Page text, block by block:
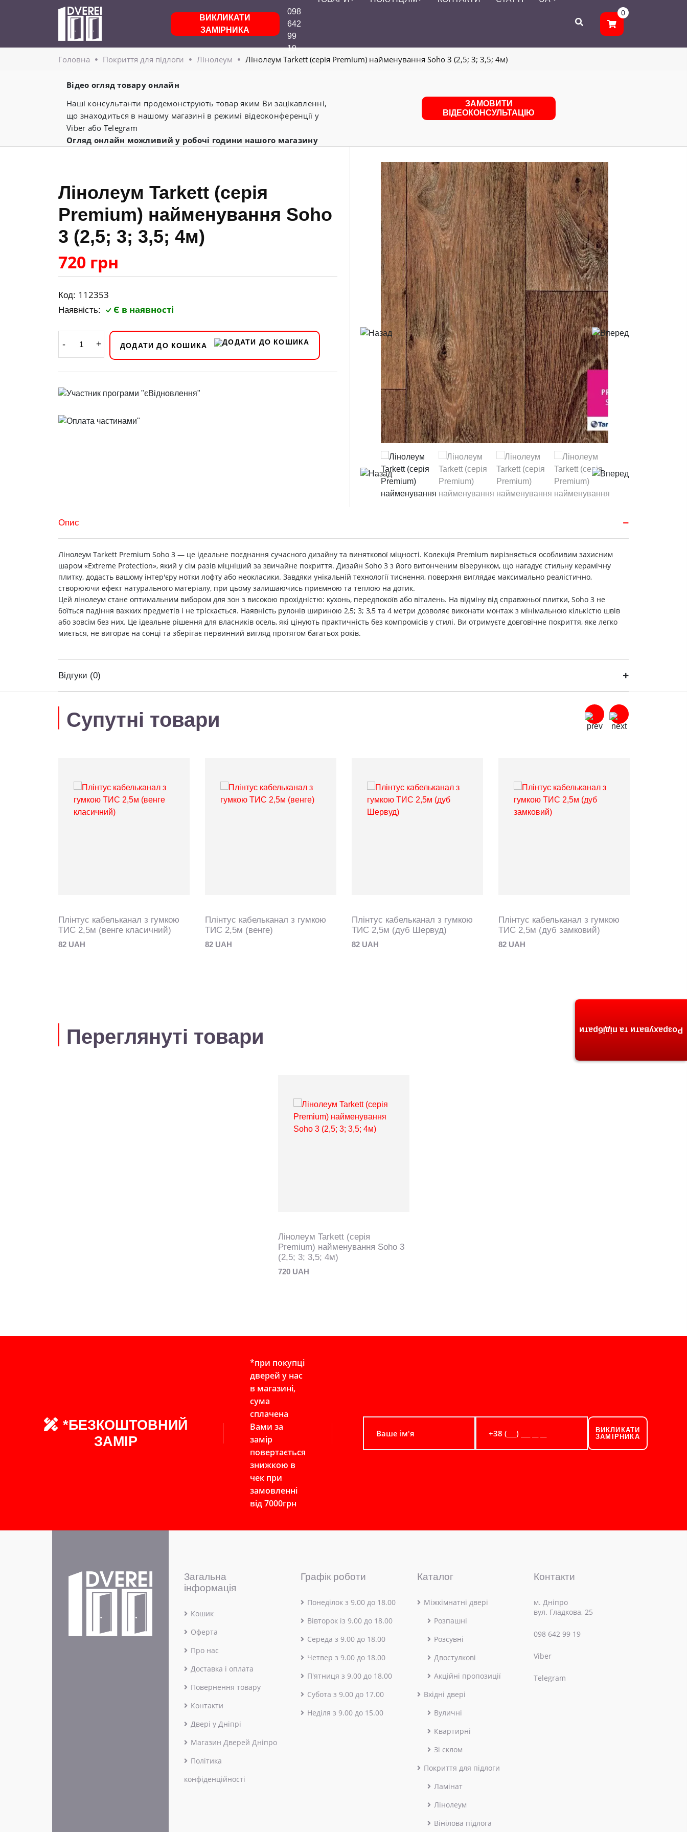
ВИКЛИКАТИ
ЗАМІРНИКА
098
642
99
19
0
Головнa Покриття для підлоги Лінолеум Лінолеум Tarkett (серія Premium) найменування Soho 3 (2,5; 3; 3,5; 4м)
Відео огляд товару онлайн
Наші консультанти продемонструють товар яким Ви зацікавленні,
що знаходиться в нашому магазині в режимі відеоконференції у
Viber або Telegram
Огляд онлайн можливий у робочі години нашого магазину
ЗАМОВИТИ
ВІДЕОКОНСУЛЬТАЦІЮ
Лінолеум Tarkett (серія
Premium) найменування Soho
3 (2,5; 3; 3,5; 4м)
720 грн
Код: 112353
Наявність: Є в наявності
- + ДОДАТИ ДО КОШИКА
Опис
Лінолеум Tarkett Premium Soho 3 — це ідеальне поєднання сучасного дизайну та виняткової міцності. Колекція Premium вирізняється особливим захисним
шаром «Extreme Protection», який у сім разів міцніший за звичайне покриття. Дизайн Soho 3 з його витонченим візерунком, що нагадує стильну керамічну
плитку, додасть вашому інтер'єру нотки лофту або неокласики. Завдяки унікальній технології тиснення, поверхня виглядає максимально реалістично,
створюючи ефект натурального матеріалу, при цьому залишаючись приємною та теплою на дотик.
Цей лінолеум стане оптимальним вибором для зон з високою прохідністю: кухонь, передпокоїв або віталень. На відміну від справжньої плитки, Soho 3 не
боїться падіння важких предметів і не тріскається. Наявність рулонів шириною 2,5; 3; 3,5 та 4 метри дозволяє виконати монтаж з мінімальною кількістю швів
або зовсім без них. Це ідеальне рішення для власників осель, які цінують практичність без компромісів у стилі. Ви отримуєте довговічне покриття, яке легко
миється, не вигорає на сонці та зберігає первинний вигляд протягом багатьох років.
Відгуки (0)
Супутні товари
Плінтус кабельканал з гумкою
ТИС 2,5м (венге класичний)
82 UAH
Плінтус кабельканал з гумкою
ТИС 2,5м (венге)
82 UAH
Плінтус кабельканал з гумкою
ТИС 2,5м (дуб Шервуд)
82 UAH
Плінтус кабельканал з гумкою
ТИС 2,5м (дуб замковий)
82 UAH
Переглянуті товари
Лінолеум Tarkett (серія
Premium) найменування Soho 3
(2,5; 3; 3,5; 4м)
720 UAH
*БЕЗКОШТОВНИЙ
ЗАМІР
*при покупці
дверей у нас
в магазині,
сума
сплачена
Вами за
замір
повертається
знижкою в
чек при
замовленні
від 7000грн
ВИКЛИКАТИ
ЗАМІРНИКА
Загальна
інформація
Кошик
Оферта
Про нас
Доставка і оплата
Повернення товару
Контакти
Двері у Дніпрі
Магазин Дверей Дніпро
Політика
конфіденційності
Графік роботи
Понеділок з 9.00 до 18.00
Вівторок із 9.00 до 18.00
Середа з 9.00 до 18.00
Четвер з 9.00 до 18.00
П'ятниця з 9.00 до 18.00
Субота з 9.00 до 17.00
Неділя з 9.00 до 15.00
Каталог
Міжкімнатні двері
Розпашні
Розсувні
Двостулкові
Акційні пропозиції
Вхідні двері
Вуличні
Квартирні
Зі склом
Покриття для підлоги
Ламінат
Лінолеум
Вінілова підлога
Контакти
м. Дніпро
вул. Гладкова, 25
098 642 99 19
Viber
Telegram
Розрахувати та підібрати